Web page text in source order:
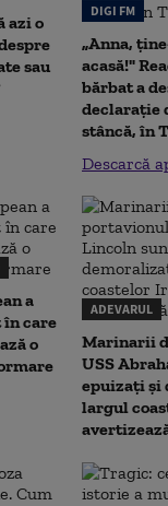
azi o
sau
DIGI FM
„Anna,
acasă!"
bărbat a
declaraţie
stâncă, în
Descarcă
a
în care
o
ADEVARUL
Marinarii
USS
epuizați și
largul